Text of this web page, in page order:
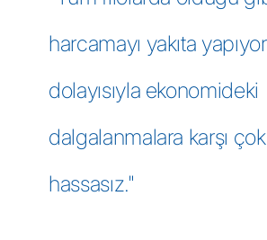
harcamayı yakıta
dolayısıyla ekonomideki
dalgalanmalara karşı çok
hassasız."